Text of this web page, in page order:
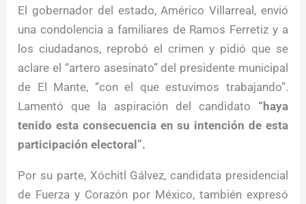
El gobernador del estado, Américo Villarreal, envió
una condolencia a familiares de Ramos Ferretiz y a
los ciudadanos, reprobó el crimen y pidió que se
aclare el “artero asesinato” del presidente municipal
de El Mante, “con el que estuvimos trabajando”.
Lamentó que la aspiración del candidato “haya
tenido esta consecuencia en su intención de esta
participación electoral”.
Por su parte, Xóchitl Gálvez, candidata presidencial
de Fuerza y Corazón por México, también expresó